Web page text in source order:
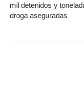
mil detenidos y
droga aseguradas